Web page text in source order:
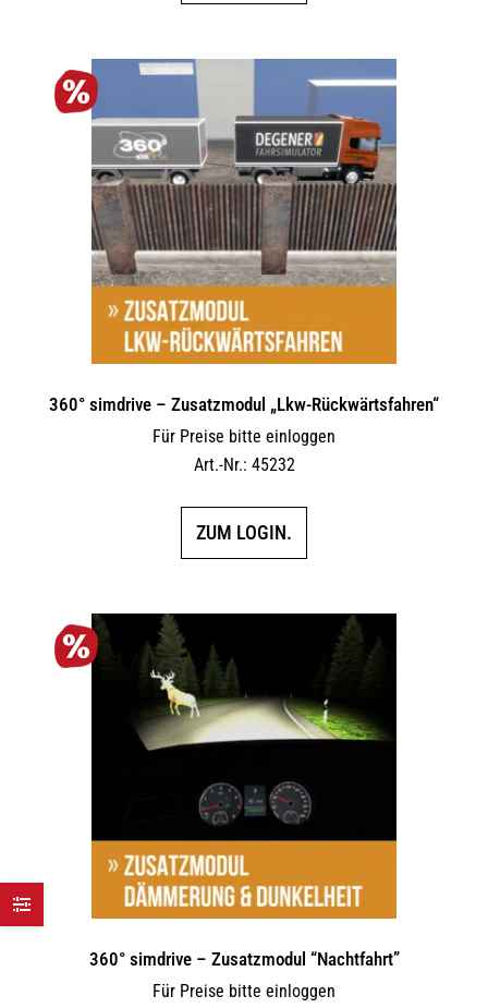
360° simdrive – Zusatzmodul „Lkw-Rückwärtsfahren“
Für Preise bitte einloggen
Art.-Nr.: 45232
ZUM LOGIN.
360° simdrive – Zusatzmodul “Nachtfahrt”
Für Preise bitte einloggen